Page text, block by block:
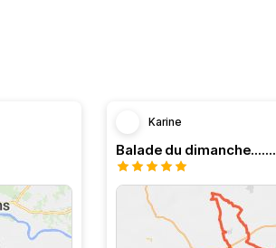
Karine
Balade du dimanche.......